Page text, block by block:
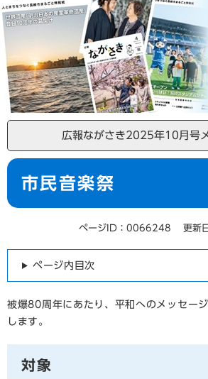
広報ながさき2025年10月号
本
市民音楽祭
ページID：0066248 更新
ページ内目次
被爆80周年にあたり、平和へのメッセー
します。
対象